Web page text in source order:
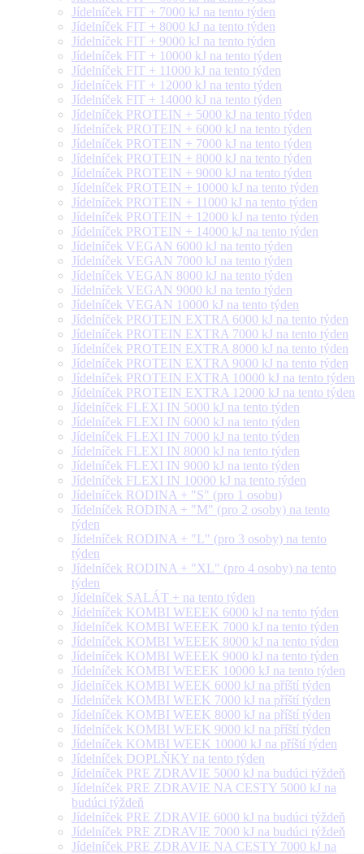
Jídelníček FIT + 7000 kJ na tento týden
Jídelníček FIT + 8000 kJ na tento týden
Jídelníček FIT + 9000 kJ na tento týden
Jídelníček FIT + 10000 kJ na tento týden
Jídelníček FIT + 11000 kJ na tento týden
Jídelníček FIT + 12000 kJ na tento týden
Jídelníček FIT + 14000 kJ na tento týden
Jídelníček PROTEIN + 5000 kJ na tento týden
Jídelníček PROTEIN + 6000 kJ na tento týden
Jídelníček PROTEIN + 7000 kJ na tento týden
Jídelníček PROTEIN + 8000 kJ na tento týden
Jídelníček PROTEIN + 9000 kJ na tento týden
Jídelníček PROTEIN + 10000 kJ na tento týden
Jídelníček PROTEIN + 11000 kJ na tento týden
Jídelníček PROTEIN + 12000 kJ na tento týden
Jídelníček PROTEIN + 14000 kJ na tento týden
Jídelníček VEGAN 6000 kJ na tento týden
Jídelníček VEGAN 7000 kJ na tento týden
Jídelníček VEGAN 8000 kJ na tento týden
Jídelníček VEGAN 9000 kJ na tento týden
Jídelníček VEGAN 10000 kJ na tento týden
Jídelníček PROTEIN EXTRA 6000 kJ na tento týden
Jídelníček PROTEIN EXTRA 7000 kJ na tento týden
Jídelníček PROTEIN EXTRA 8000 kJ na tento týden
Jídelníček PROTEIN EXTRA 9000 kJ na tento týden
Jídelníček PROTEIN EXTRA 10000 kJ na tento týden
Jídelníček PROTEIN EXTRA 12000 kJ na tento týden
Jídelníček FLEXI IN 5000 kJ na tento týden
Jídelníček FLEXI IN 6000 kJ na tento týden
Jídelníček FLEXI IN 7000 kJ na tento týden
Jídelníček FLEXI IN 8000 kJ na tento týden
Jídelníček FLEXI IN 9000 kJ na tento týden
Jídelníček FLEXI IN 10000 kJ na tento týden
Jídelníček RODINA + "S" (pro 1 osobu)
Jídelníček RODINA + "M" (pro 2 osoby) na tento
týden
Jídelníček RODINA + "L" (pro 3 osoby) na tento
týden
Jídelníček RODINA + "XL" (pro 4 osoby) na tento
týden
Jídelníček SALÁT + na tento týden
Jídelníček KOMBI WEEEK 6000 kJ na tento týden
Jídelníček KOMBI WEEEK 7000 kJ na tento týden
Jídelníček KOMBI WEEEK 8000 kJ na tento týden
Jídelníček KOMBI WEEEK 9000 kJ na tento týden
Jídelníček KOMBI WEEEK 10000 kJ na tento týden
Jídelníček KOMBI WEEK 6000 kJ na příští týden
Jídelníček KOMBI WEEK 7000 kJ na příští týden
Jídelníček KOMBI WEEK 8000 kJ na příští týden
Jídelníček KOMBI WEEK 9000 kJ na příští týden
Jídelníček KOMBI WEEK 10000 kJ na příští týden
Jídelníček DOPLŇKY na tento týden
Jídelníček PRE ZDRAVIE 5000 kJ na budúci týždeň
Jídelníček PRE ZDRAVIE NA CESTY 5000 kJ na
budúci týždeň
Jídelníček PRE ZDRAVIE 6000 kJ na budúci týždeň
Jídelníček PRE ZDRAVIE 7000 kJ na budúci týždeň
Jídelníček PRE ZDRAVIE NA CESTY 7000 kJ na